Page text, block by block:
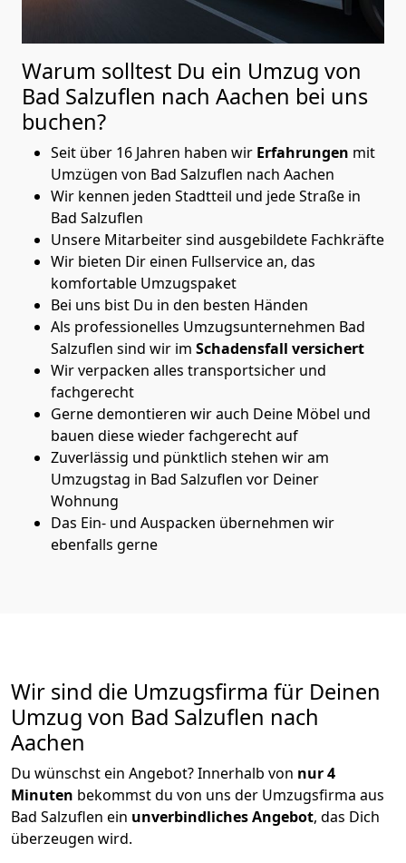
Warum solltest Du ein Umzug von
Bad Salzuflen nach Aachen bei uns
buchen?
Seit über 16 Jahren haben wir Erfahrungen mit
Umzügen von Bad Salzuflen nach Aachen
Wir kennen jeden Stadtteil und jede Straße in
Bad Salzuflen
Unsere Mitarbeiter sind ausgebildete Fachkräfte
Wir bieten Dir einen Fullservice an, das
komfortable Umzugspaket
Bei uns bist Du in den besten Händen
Als professionelles Umzugsunternehmen Bad
Salzuflen sind wir im Schadensfall versichert
Wir verpacken alles transportsicher und
fachgerecht
Gerne demontieren wir auch Deine Möbel und
bauen diese wieder fachgerecht auf
Zuverlässig und pünktlich stehen wir am
Umzugstag in Bad Salzuflen vor Deiner
Wohnung
Das Ein- und Auspacken übernehmen wir
ebenfalls gerne
Wir sind die Umzugsfirma für Deinen
Umzug von Bad Salzuflen nach
Aachen
Du wünschst ein Angebot? Innerhalb von nur 4
Minuten bekommst du von uns der Umzugsfirma aus
Bad Salzuflen ein unverbindliches Angebot, das Dich
überzeugen wird.